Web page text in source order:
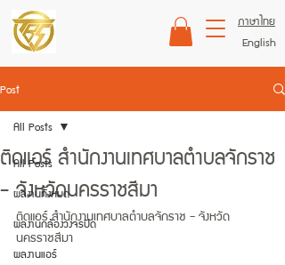
ภาษาไทย
English
Post
All Posts
ผลงานทั้งหมด
ผลงานกล้องวงจรปิด
ผลงานแอร์
All Posts
ติดแอร์ สำนักงานเทศบาลตำบลจักราช
- จังหวัดนครราชสีมา
ติดแอร์ สำนักงานเทศบาลตำบลจักราช - จังหวัด
นครราชสีมา